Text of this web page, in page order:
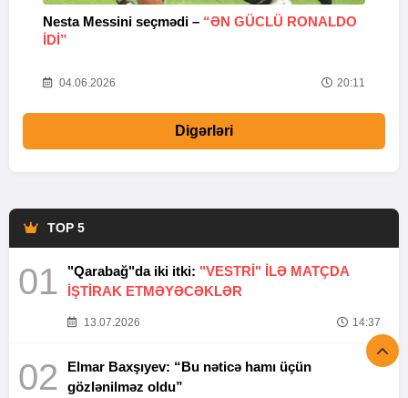
Nesta Messini seçmədi – “ƏN GÜCLÜ RONALDO
IDI”
04.06.2026 20:11
Digərləri
TOP 5
01 "Qarabağ"da iki itki: "VESTRİ" İLƏ MATÇDA
İŞTİRAK ETMƏYƏCƏKLƏR
13.07.2026 14:37
02
Elmar Baxşıyev: “Bu nəticə hamı üçün
gözlənilməz oldu”